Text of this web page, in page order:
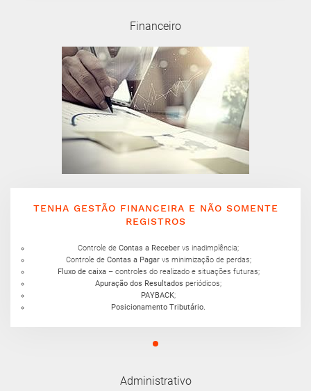
Financeiro
TENHA GESTÃO FINANCEIRA E NÃO SOMENTE
REGISTROS
Controle deContas a Receber vs inadimplência;
Controle de Contas a Pagarvs minimização de perdas;
Fluxo de caixa– controles do realizado e situações futuras;
Apuração dos Resultados periódicos;
PAYBACK;
Posicionamento Tributário.
Administrativo